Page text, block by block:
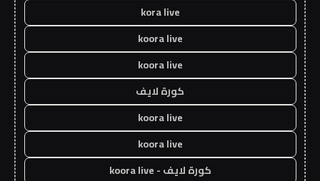
kora live
koora live
koora live
كورة لايف
koora live
koora live
كورة لايف - koora live